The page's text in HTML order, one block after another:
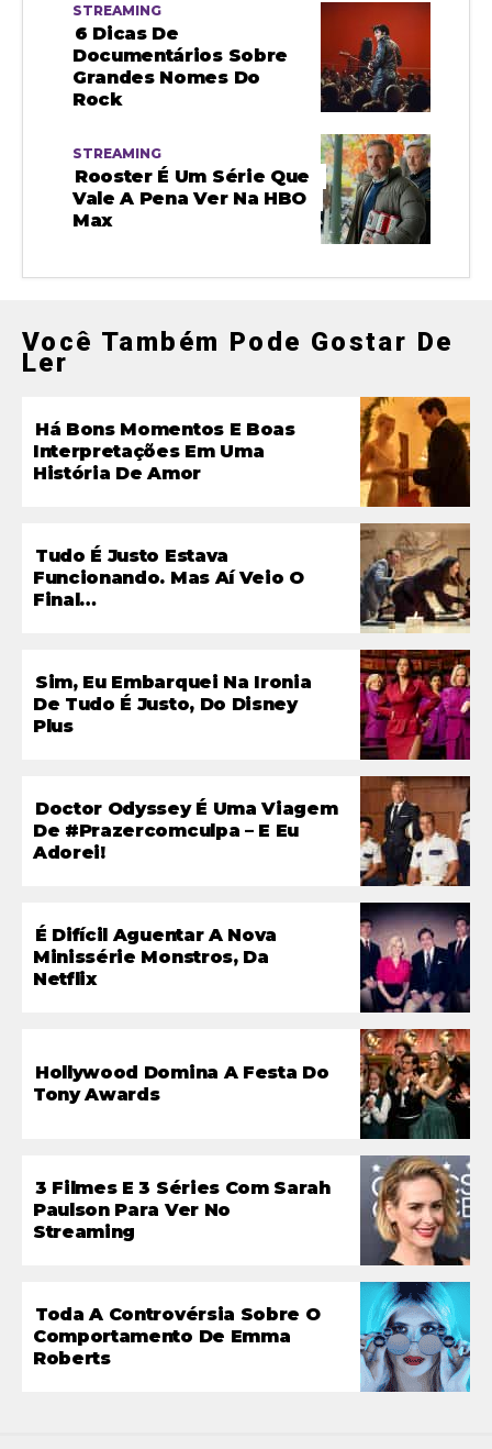
STREAMING
6 Dicas De
Documentários Sobre
Grandes Nomes Do
Rock
STREAMING
Rooster É Um Série Que
Vale A Pena Ver Na HBO
Max
Você Também Pode Gostar De
Ler
Há Bons Momentos E Boas
Interpretações Em Uma
História De Amor
Tudo É Justo Estava
Funcionando. Mas Aí Veio O
Final…
Sim, Eu Embarquei Na Ironia
De Tudo É Justo, Do Disney
Plus
Doctor Odyssey É Uma Viagem
De #prazercomculpa – E Eu
Adorei!
É Difícil Aguentar A Nova
Minissérie Monstros, Da
Netflix
Hollywood Domina A Festa Do
Tony Awards
3 Filmes E 3 Séries Com Sarah
Paulson Para Ver No
Streaming
Toda A Controvérsia Sobre O
Comportamento De Emma
Roberts